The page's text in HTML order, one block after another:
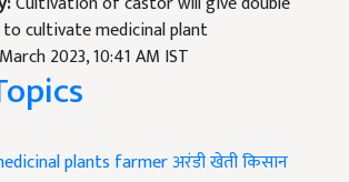
cultivate medicinal plant
2023, 10:41 AM IST
plants farmerअरंडीखेतीकिसान